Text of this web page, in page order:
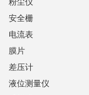
粉尘仪
安全栅
电流表
膜片
差压计
液位测量仪